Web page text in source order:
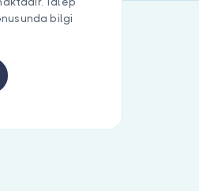
Talep
bilgi